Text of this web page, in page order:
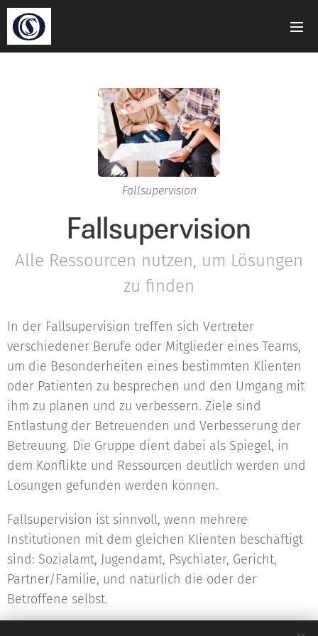
Fallsupervision
Fallsupervision
Alle Ressourcen nutzen, um Lösungen
zu finden
In der Fallsupervision treffen sich Vertreter
verschiedener Berufe oder Mitglieder eines Teams,
um die Besonderheiten eines bestimmten Klienten
oder Patienten zu besprechen und den Umgang mit
ihm zu planen und zu verbessern. Ziele sind
Entlastung der Betreuenden und Verbesserung der
Betreuung. Die Gruppe dient dabei als Spiegel, in
dem Konflikte und Ressourcen deutlich werden und
Lösungen gefunden werden können.
Fallsupervision ist sinnvoll, wenn mehrere
Institutionen mit dem gleichen Klienten beschäftigt
sind: Sozialamt, Jugendamt, Psychiater, Gericht,
Partner/Familie, und natürlich die oder der
Betroffene selbst.